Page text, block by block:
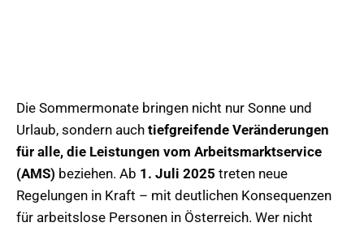
Die Sommermonate bringen nicht nur Sonne und
Urlaub, sondern auch tiefgreifende Veränderungen
für alle, die Leistungen vom Arbeitsmarktservice
(AMS) beziehen. Ab 1. Juli 2025 treten neue
Regelungen in Kraft – mit deutlichen Konsequenzen
für arbeitslose Personen in Österreich. Wer nicht